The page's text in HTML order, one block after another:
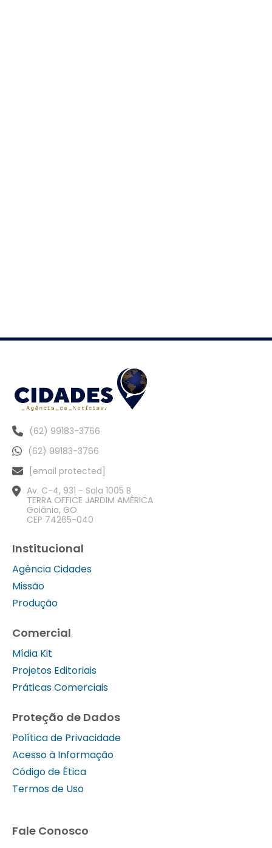
(62) 99183-3766
(62) 99183-3766
[email protected]
Av. C-4, 931 - Sala 1005 B
TERRA OFFICE JARDIM AMÉRICA
Goiânia, GO
CEP 74265-040
Institucional
Agência Cidades
Missão
Produção
Comercial
Mídia Kit
Projetos Editoriais
Práticas Comerciais
Proteção de Dados
Política de Privacidade
Acesso à Informação
Código de Ética
Termos de Uso
Fale Conosco